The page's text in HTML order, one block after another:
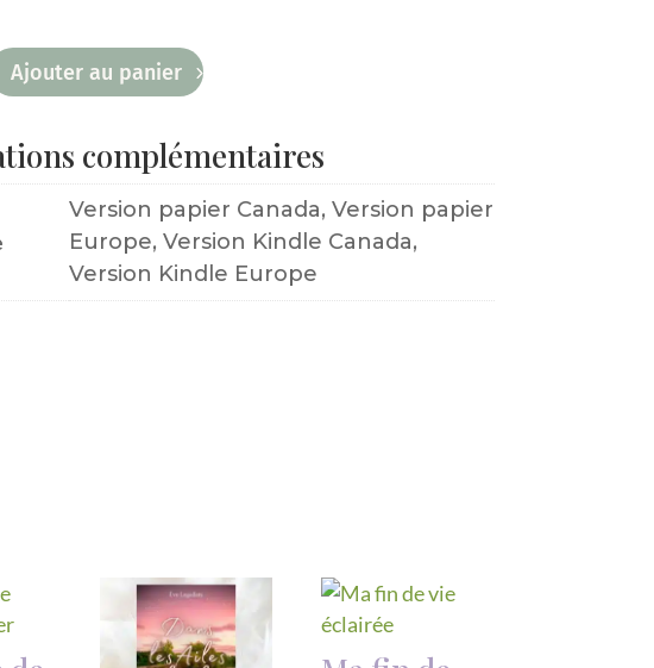
Ajouter au panier
complémentaires
Version papier Canada, Version papier
Europe, Version Kindle Canada,
Version Kindle Europe